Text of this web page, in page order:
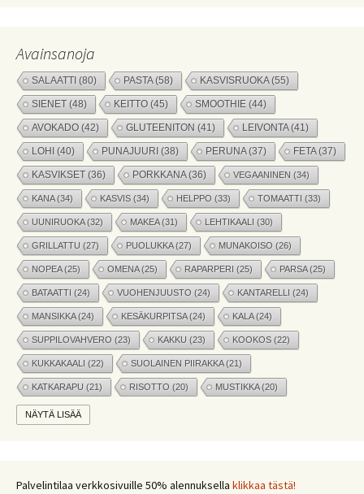
Avainsanoja
SALAATTI (80) PASTA(58) KASVISRUOKA(55)
SIENET (48) KEITTO (45) SMOOTHIE (44)
AVOKADO (42) GLUTEENITON (41) LEIVONTA(41)
LOHI (40) PUNAJUURI (38) PERUNA(37) FETA(37)
KASVIKSET (36) PORKKANA(36) VEGAANINEN (34)
KANA(34) KASVIS (34) HELPPO (33) TOMAATTI (33)
UUNIRUOKA(32) MAKEA(31) LEHTIKAALI (30)
GRILLATTU (27) PUOLUKKA(27) MUNAKOISO (26)
NOPEA(25) OMENA(25) RAPARPERI (25) PARSA(25)
BATAATTI (24) VUOHENJUUSTO (24) KANTARELLI (24)
MANSIKKA(24) KESÄKURPITSA(24) KALA(24)
SUPPILOVAHVERO (23) KAKKU (23) KOOKOS (22)
KUKKAKAALI (22) SUOLAINEN PIIRAKKA(21)
KATKARAPU (21) RISOTTO (20) MUSTIKKA(20)
MARJAT(19)
JÄLKIRUOKA (17) PAPRIKA (17) COUSCOUS (17)
NÄYTÄ LISÄÄ
Palvelintilaa verkkosivuille 50% alennuksella klikkaa tästä!